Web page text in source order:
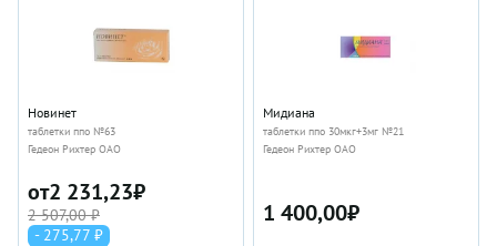
Новинет
таблетки ппо №63
Гедеон Рихтер ОАО
от2 231,23₽
2 507,00 ₽
- 275,77 ₽
Мидиана
таблетки ппо 30мкг+3мг №21
Гедеон Рихтер ОАО
1 400,00₽